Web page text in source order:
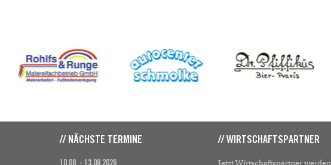
// NÄCHSTE TERMINE // WIRTSCHAFTSPARTNER
10.08. - 13.08.2026